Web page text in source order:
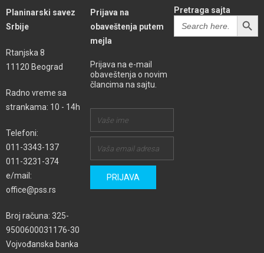
Planinarski savez
Srbije
Rtanjska 8
11120 Beograd
Radno vreme sa
strankama: 10 - 14h
Telefoni:
011-3343-137
011-3231-374
e/mail:
office@pss.rs
Broj računa: 325-
9500600031176-30
Vojvođanska banka
Prijava na
obaveštenja putem
mejla
Prijava na e-mail
obaveštenja o novim
člancima na sajtu.
Pretraga sajta
Search
for:
SEARCH